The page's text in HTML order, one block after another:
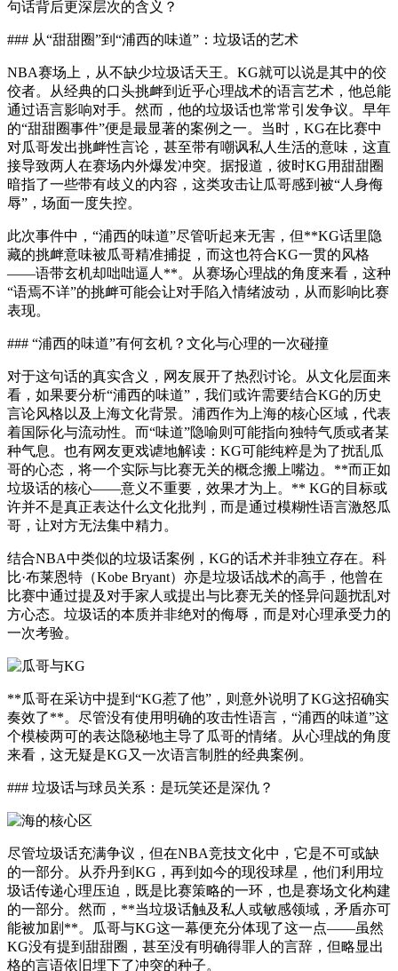
句话背后更深层次的含义？
### 从“甜甜圈”到“浦西的味道”：垃圾话的艺术
NBA赛场上，从不缺少垃圾话天王。KG就可以说是其中的佼
佼者。从经典的口头挑衅到近乎心理战术的语言艺术，他总能
通过语言影响对手。然而，他的垃圾话也常常引发争议。早年
的“甜甜圈事件”便是最显著的案例之一。当时，KG在比赛中
对瓜哥发出挑衅性言论，甚至带有嘲讽私人生活的意味，这直
接导致两人在赛场内外爆发冲突。据报道，彼时KG用甜甜圈
暗指了一些带有歧义的内容，这类攻击让瓜哥感到被“人身侮
辱”，场面一度失控。
此次事件中，“浦西的味道”尽管听起来无害，但**KG话里隐
藏的挑衅意味被瓜哥精准捕捉，而这也符合KG一贯的风格
——语带玄机却咄咄逼人**。从赛场心理战的角度来看，这种
“语焉不详”的挑衅可能会让对手陷入情绪波动，从而影响比赛
表现。
### “浦西的味道”有何玄机？文化与心理的一次碰撞
对于这句话的真实含义，网友展开了热烈讨论。从文化层面来
看，如果要分析“浦西的味道”，我们或许需要结合KG的历史
言论风格以及上海文化背景。浦西作为上海的核心区域，代表
着国际化与流动性。而“味道”隐喻则可能指向独特气质或者某
种气息。也有网友更戏谑地解读：KG可能纯粹是为了扰乱瓜
哥的心态，将一个实际与比赛无关的概念搬上嘴边。**而正如
垃圾话的核心——意义不重要，效果才为上。** KG的目标或
许并不是真正表达什么文化批判，而是通过模糊性语言激怒瓜
哥，让对方无法集中精力。
结合NBA中类似的垃圾话案例，KG的话术并非独立存在。科
比·布莱恩特（Kobe Bryant）亦是垃圾话战术的高手，他曾在
比赛中通过提及对手家人或提出与比赛无关的怪异问题扰乱对
方心态。垃圾话的本质并非绝对的侮辱，而是对心理承受力的
一次考验。
**瓜哥在采访中提到“KG惹了他”，则意外说明了KG这招确实
奏效了**。尽管没有使用明确的攻击性语言，“浦西的味道”这
个模棱两可的表达隐秘地主导了瓜哥的情绪。从心理战的角度
来看，这无疑是KG又一次语言制胜的经典案例。
### 垃圾话与球员关系：是玩笑还是深仇？
尽管垃圾话充满争议，但在NBA竞技文化中，它是不可或缺
的一部分。从乔丹到KG，再到如今的现役球星，他们利用垃
圾话传递心理压迫，既是比赛策略的一环，也是赛场文化构建
的一部分。然而，**当垃圾话触及私人或敏感领域，矛盾亦可
能被加剧**。瓜哥与KG这一幕便充分体现了这一点——虽然
KG没有提到甜甜圈，甚至没有明确得罪人的言辞，但略显出
格的言语依旧埋下了冲突的种子。